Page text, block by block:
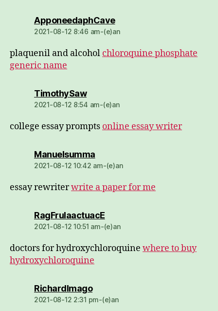
ApponeedaphCavedio:
2021-08-12 8:46 am-(e)an
plaquenil and alcohol chloroquine phosphate
generic name
TimothySawdio:
2021-08-12 8:54 am-(e)an
college essay prompts online essay writer
Manuelsummadio:
2021-08-12 10:42 am-(e)an
essay rewriterwrite a paper for me
RagFrulaactuacEdio:
2021-08-12 10:51 am-(e)an
doctors for hydroxychloroquine where to buy
hydroxychloroquine
RichardImagodio:
2021-08-12 2:31 pm-(e)an